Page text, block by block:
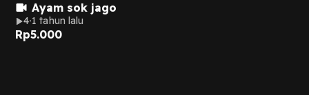
Ayam sok jago
4 1 tahun lalu
Rp5.000